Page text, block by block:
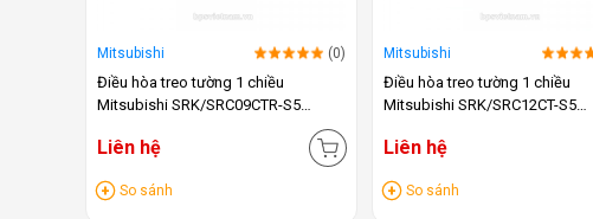
Mitsubishi (0)
Điều hòa treo tường 1 chiều
Mitsubishi SRK/SRC09CTR-S5
Liên hệ
So sánh
Mitsubishi
Điều hòa treo tường 1 chiều
Mitsubishi SRK/SRC12CT-S5
Liên hệ
So sánh